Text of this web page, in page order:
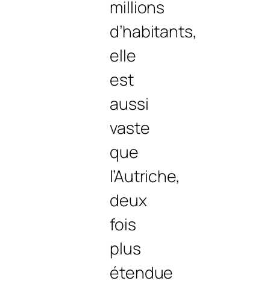
millions
d’habitants,
elle
est
aussi
vaste
que
l’Autriche,
deux
fois
plus
étendue